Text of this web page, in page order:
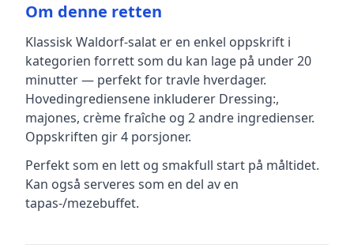
Om denne retten
Klassisk Waldorf-salat er en enkel oppskrift i
kategorien forrettsom du kan lage på under 20
minutter — perfekt for travle hverdager.
Hovedingrediensene inkluderer Dressing:,
majones, crème fraîche og 2 andre ingredienser.
Oppskriften gir4 porsjoner.
Perfekt som en lett og smakfull start på måltidet.
Kan også serveres som en del av en
tapas-/mezebuffet.